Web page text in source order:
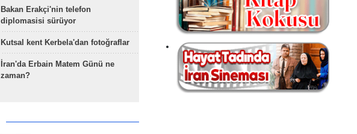
Bakan Erakçi'nin telefon
diplomasisi sürüyor
Kutsal kent Kerbela'dan fotoğraflar
İran'da Erbain Matem Günü ne
zaman?